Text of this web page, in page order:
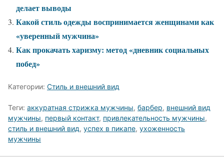
делает выводы
Какой стиль одежды воспринимается женщинами как
«уверенный мужчина»
Как прокачать харизму: метод «дневник социальных
побед»
Категории: Стиль и внешний вид
Теги: аккуратная стрижка мужчины, барбер, внешний вид
мужчины, первый контакт, привлекательность мужчины,
стиль и внешний вид, успех в пикапе, ухоженность
мужчины